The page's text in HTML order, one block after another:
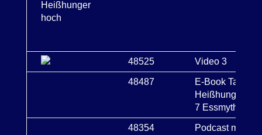
48525 Video 3
48487
E-Book Tatort
Heißhunger -
7 Essmythen
48354
Podcast mit